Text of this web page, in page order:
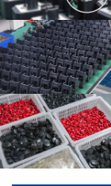
Feedback
Contact
Us